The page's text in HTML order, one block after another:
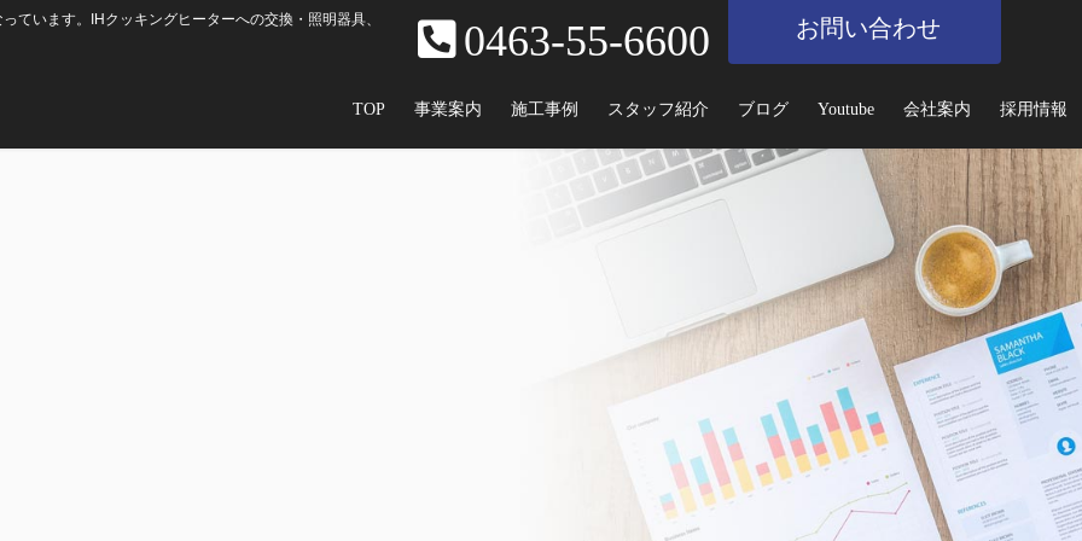
ています。IHクッキングヒーターへの交換・照明器具、 0463-55-6600 お問い合わせ
TOP 事業案内 施工事例 スタッフ紹介 ブログ Youtube 会社案内 採用情報